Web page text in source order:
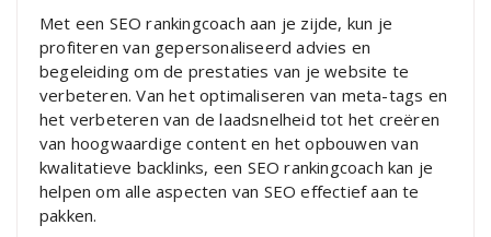
Met een SEO rankingcoach aan je zijde, kun je
profiteren van gepersonaliseerd advies en
begeleiding om de prestaties van je website te
verbeteren. Van het optimaliseren van meta-tags en
het verbeteren van de laadsnelheid tot het creëren
van hoogwaardige content en het opbouwen van
kwalitatieve backlinks, een SEO rankingcoach kan je
helpen om alle aspecten van SEO effectief aan te
pakken.